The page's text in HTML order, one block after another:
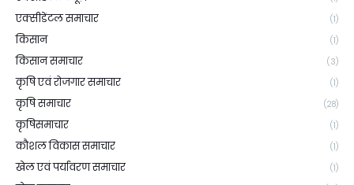
एक्सीडेंटल समाचार (1)
किसान (1)
किसान समाचार (3)
कृषि एवं रोजगार समाचार (1)
कृषि समाचार (28)
कृषिसमाचार (1)
कौशल विकास समाचार (1)
खेल एवं पर्यावरण समाचार (1)